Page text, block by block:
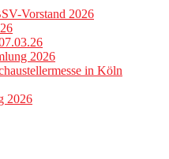
Vorstand 2026
2026
in Köln
2026